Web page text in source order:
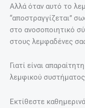
Αλλά όταν αυτό το
“αποστραγγίζεται”
στο ανοσοποιητικό
στους λεμφαδένες
Γιατί είναι
λεμφικού συστήματος
Εκτίθεστε